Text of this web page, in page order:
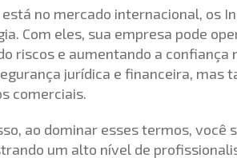
está no mercado internacional, os
Com eles, sua empresa pode
riscos e aumentando a confiança
jurídica e financeira, mas
comerciais.
ao dominar esses termos,
um alto nível de